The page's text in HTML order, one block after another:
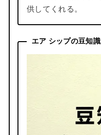
供してくれる。
エア シップの豆知識